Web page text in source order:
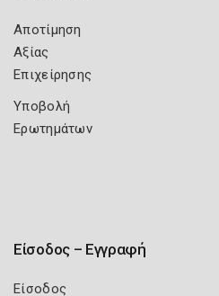
Αποτίμηση
Αξίας
Επιχείρησης
Υποβολή
Ερωτημάτων
Είσοδος – Εγγραφή
Είσοδος